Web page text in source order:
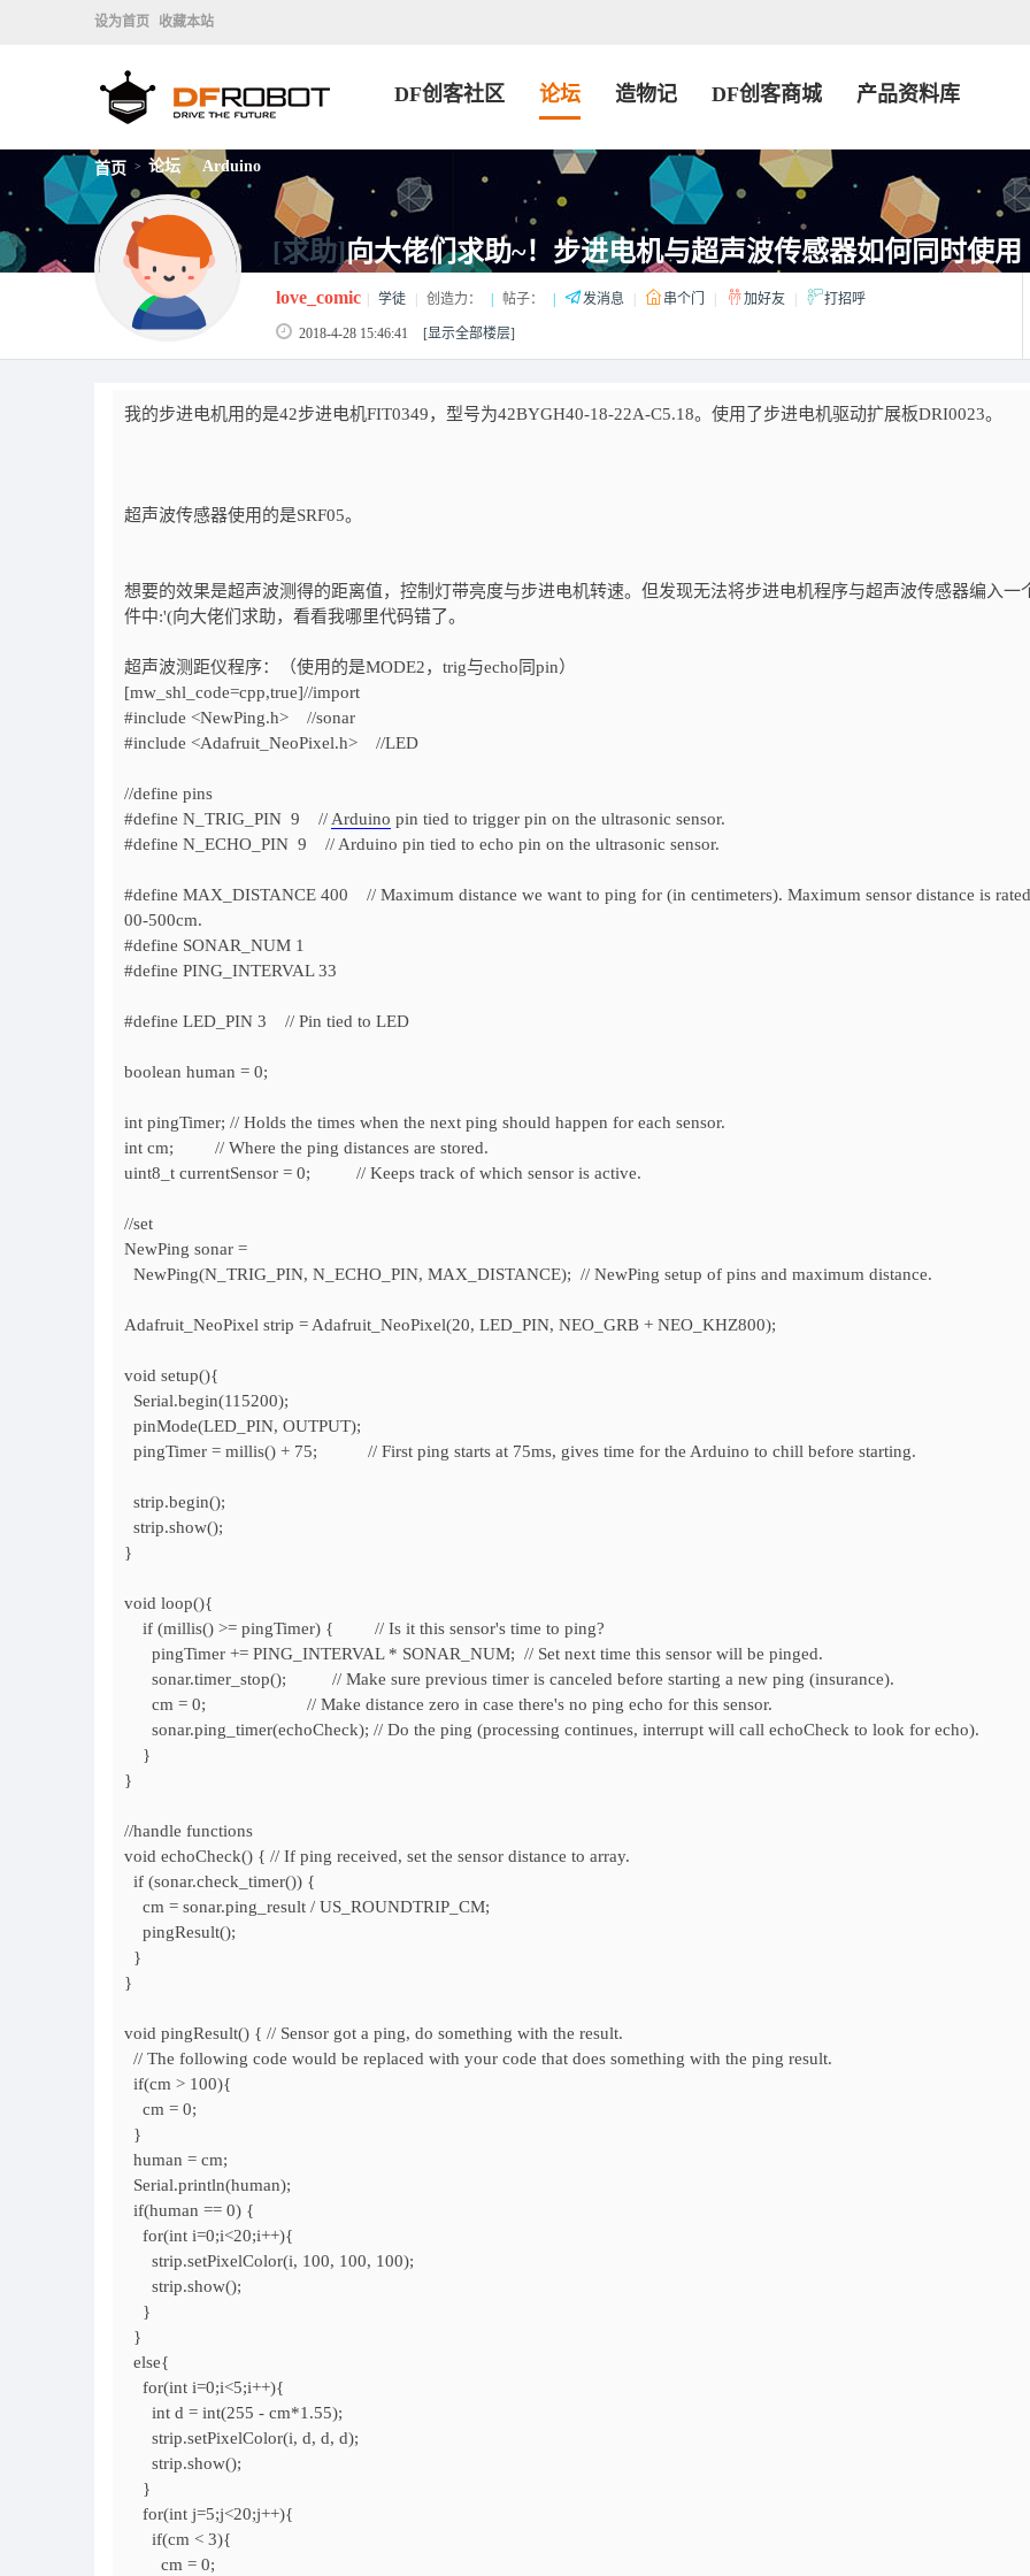
设为首页 收藏本站
DF创客社区 论坛 造物记 DF创客商城 产品资料库
首页 > 论坛 > Arduino
[求助]向大佬们求助~！步进电机与超声波传感器如何同时使用
love_comic 学徒 创造力： 帖子： 发消息 串个门 加好友 打招呼
2018-4-28 15:46:41 [显示全部楼层]
我的步进电机用的是42步进电机FIT0349，型号为42BYGH40-18-22A-C5.18。使用了步进电机驱动扩展板DRI0023。
超声波传感器使用的是SRF05。
想要的效果是超声波测得的距离值，控制灯带亮度与步进电机转速。但发现无法将步进电机程序与超声波传感器编入一
件中:'(向大佬们求助，看看我哪里代码错了。
超声波测距仪程序：（使用的是MODE2，trig与echo同pin）
[mw_shl_code=cpp,true]//import
#include <NewPing.h> //sonar
#include <Adafruit_NeoPixel.h> //LED
//define pins
#define N_TRIG_PIN 9 // Arduino pin tied to trigger pin on the ultrasonic sensor.
#define N_ECHO_PIN 9 // Arduino pin tied to echo pin on the ultrasonic sensor.
#define MAX_DISTANCE 400 // Maximum distance we want to ping for (in centimeters). Maximum sensor distance is
00-500cm.
#define SONAR_NUM 1
#define PING_INTERVAL 33
#define LED_PIN 3 // Pin tied to LED
boolean human = 0;
int pingTimer; // Holds the times when the next ping should happen for each sensor.
int cm; // Where the ping distances are stored.
uint8_t currentSensor = 0; // Keeps track of which sensor is active.
//set
NewPing sonar =
NewPing(N_TRIG_PIN, N_ECHO_PIN, MAX_DISTANCE); // NewPing setup of pins and maximum distance.
Adafruit_NeoPixel strip = Adafruit_NeoPixel(20, LED_PIN, NEO_GRB + NEO_KHZ800);
void setup(){
Serial.begin(115200);
pinMode(LED_PIN, OUTPUT);
pingTimer = millis() + 75; // First ping starts at 75ms, gives time for the Arduino to chill before starting.
strip.begin();
strip.show();
}
void loop(){
if (millis() >= pingTimer) { // Is it this sensor's time to ping?
pingTimer += PING_INTERVAL * SONAR_NUM; // Set next time this sensor will be pinged.
sonar.timer_stop(); // Make sure previous timer is canceled before starting a new ping (insurance).
cm = 0; // Make distance zero in case there's no ping echo for this sensor.
sonar.ping_timer(echoCheck); // Do the ping (processing continues, interrupt will call echoCheck to look for echo).
}
}
//handle functions
void echoCheck() { // If ping received, set the sensor distance to array.
if (sonar.check_timer()) {
cm = sonar.ping_result / US_ROUNDTRIP_CM;
pingResult();
}
}
void pingResult() { // Sensor got a ping, do something with the result.
// The following code would be replaced with your code that does something with the ping result.
if(cm > 100){
cm = 0;
}
human = cm;
Serial.println(human);
if(human == 0) {
for(int i=0;i<20;i++){
strip.setPixelColor(i, 100, 100, 100);
strip.show();
}
}
else{
for(int i=0;i<5;i++){
int d = int(255 - cm*1.55);
strip.setPixelColor(i, d, d, d);
strip.show();
}
for(int j=5;j<20;j++){
if(cm < 3){
cm = 0;